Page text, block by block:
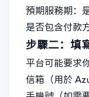
預期服務期：
是否包含付款
步驟二：填
平台可能要求
信箱（用於